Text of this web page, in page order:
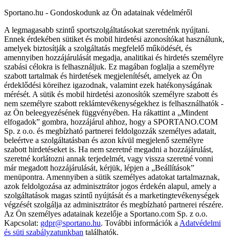
Sportano.hu - Gondoskodunk az Ön adatainak védelméről
A legmagasabb szintű sportszolgáltatásokat szeretnénk nyújtani.
Ennek érdekében sütiket és mobil hirdetési azonosítókat használunk,
amelyek biztosítják a szolgáltatás megfelelő működését, és
amennyiben hozzájárulását megadja, analitikai és hirdetés személyre
szabási célokra is felhasználjuk. Ez magában foglalja a személyre
szabott tartalmak és hirdetések megjelenítését, amelyek az Ön
érdeklődési köreihez igazodnak, valamint ezek hatékonyságának
mérését. A sütik és mobil hirdetési azonosítók személyre szabott és
nem személyre szabott reklámtevékenységekhez is felhasználhatók -
az Ön beleegyezésének függvényében. Ha rákattint a „Mindent
elfogadok” gombra, hozzájárul ahhoz, hogy a SPORTANO.COM
Sp. z o.o. és megbízható partnerei feldolgozzák személyes adatait,
beleértve a szolgáltatásban és azon kívül megjelenő személyre
szabott hirdetéseket is. Ha nem szeretné megadni a hozzájárulást,
szeretné korlátozni annak terjedelmét, vagy vissza szeretné vonni
már megadott hozzájárulását, kérjük, lépjen a „Beállítások”
menüpontra. Amennyiben a sütik személyes adatokat tartalmaznak,
azok feldolgozása az adminisztrátor jogos érdekén alapul, amely a
szolgáltatások magas szintű nyújtását és a marketingtevékenységek
végzését szolgálja az adminisztrátor és megbízható partnerei részére.
Az Ön személyes adatainak kezelője a Sportano.com Sp. z o.o.
Kapcsolat: gdpr@sportano.hu. További információk a Adatvédelmi
és süti szabályzatunkban találhatók.